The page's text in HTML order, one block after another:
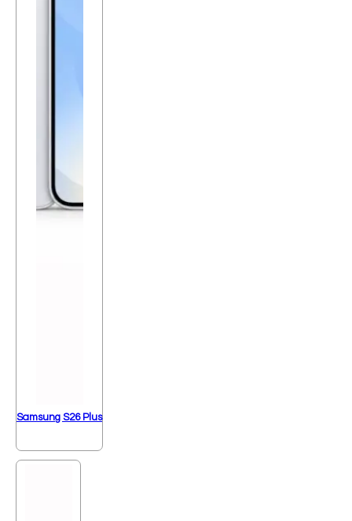
Samsung S26 Plus